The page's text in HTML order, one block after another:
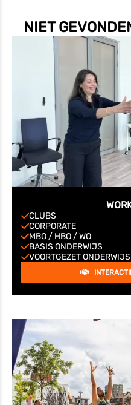
NIET
CLUBS
CORPORATE
MBO / HBO / WO
BASIS ONDERWIJS
VOORTGEZET ONDERWIJS